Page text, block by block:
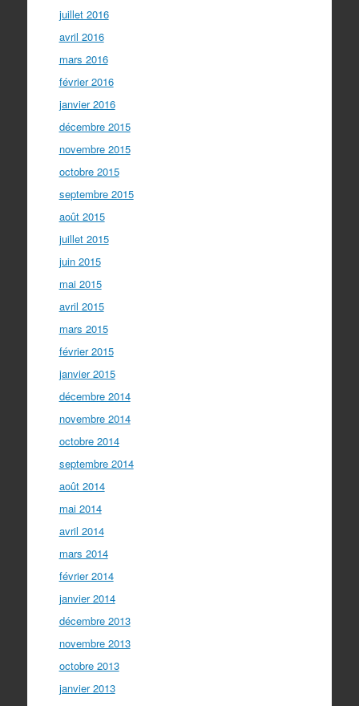
juillet 2016
avril 2016
mars 2016
février 2016
janvier 2016
décembre 2015
novembre 2015
octobre 2015
septembre 2015
août 2015
juillet 2015
juin 2015
mai 2015
avril 2015
mars 2015
février 2015
janvier 2015
décembre 2014
novembre 2014
octobre 2014
septembre 2014
août 2014
mai 2014
avril 2014
mars 2014
février 2014
janvier 2014
décembre 2013
novembre 2013
octobre 2013
janvier 2013